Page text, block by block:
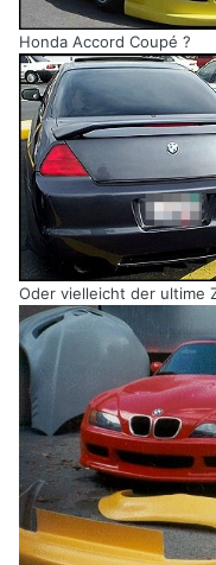
Honda Accord Coupé ?
Oder vielleicht der ultime